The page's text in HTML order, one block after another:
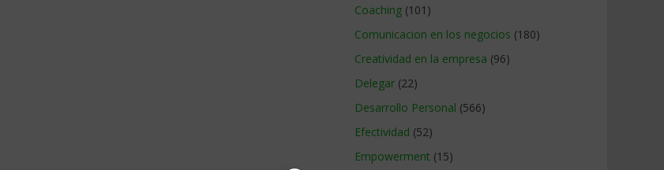
Coaching (101)
Comunicacion en los negocios (180)
Creatividad en la empresa (96)
Delegar (22)
Desarrollo Personal (566)
Efectividad (52)
Empowerment (15)